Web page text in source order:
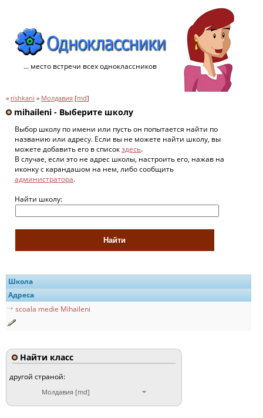
... место встречи всех одноклассников
» rishkani » Молдавия [md]
mihaileni - Выберите школу
Выбор школу по имени или пусть он попытается найти по
названию или адресу. Если вы не можете найти школу, вы
можете добавить его в списокздесь.
В случае, если это не адрес школы, настроить его, нажав на
иконку с карандашом на нем, либо сообщить
администратора.
Найти школу:
Школа
Адреса
scoala medie Mihaileni
Найти класс
другой страной:
Молдавия [md]